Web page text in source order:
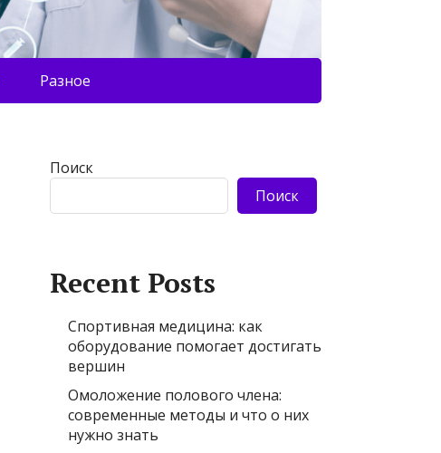
Разное
Поиск
Поиск
Recent Posts
Спортивная медицина: как
оборудование помогает достигать
вершин
Омоложение полового члена:
современные методы и что о них
нужно знать